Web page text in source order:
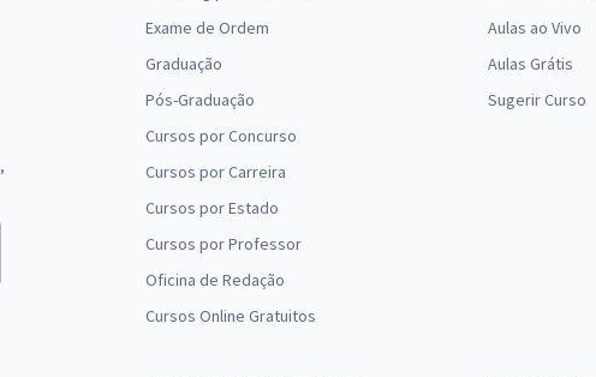
Exame de Ordem
Graduação
Pós-Graduação
Cursos por Concurso
Cursos por Carreira
Cursos por Estado
Cursos por Professor
Oficina de Redação
Cursos Online Gratuitos
Aulas ao Vivo
Aulas Grátis
Sugerir Curso